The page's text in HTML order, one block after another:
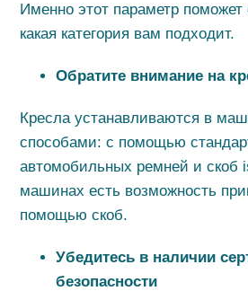
Именно этот параметр поможет
какая категория вам подходит.
Обратите внимание на
Кресла устанавливаются в
способами: с помощью
автомобильных ремней и скоб
машинах есть возможность
помощью скоб.
Убедитесь в наличии
безопасности